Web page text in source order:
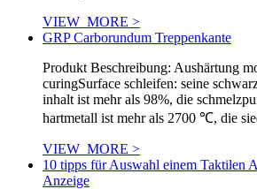
VIEW_MORE >
GRP Carborundum Treppenkante
Produkt Beschreibung: Aushärtung
curingSurface schleifen: seine
inhalt ist mehr als 98%, die
hartmetall ist mehr als 2700 ℃, die
VIEW_MORE >
10 tipps für Auswahl einem Taktilen
Anzeige